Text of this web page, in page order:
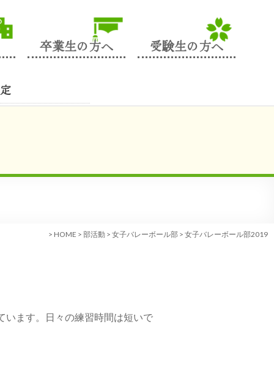
卒業生の方へ 受験生の方へ
> HOME > 部活動 > 女子バレーボール部 > 女子バレーボール部2019
います。日々の練習時間は短いで